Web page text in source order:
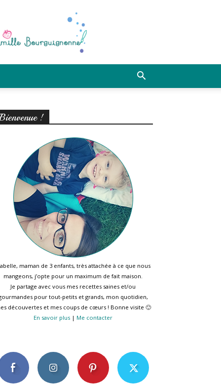
!
maman de 3 enfants, très attachée à ce que nous
mangeons, j’opte pour un maximum de fait maison.
Je partage avec vous mes recettes saines et/ou
pour tout-petits et grands, mon quotidien,
découvertes et mes coups de cœurs ! Bonne visite 🙂
En savoir plus | Me contacter